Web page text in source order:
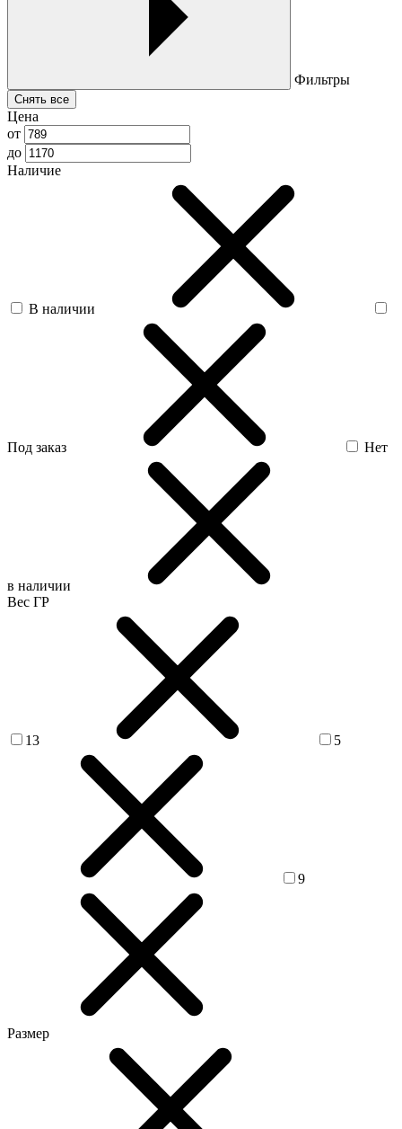
Фильтры
Снять все
Цена
от
до
Наличие
В наличии
Под заказ Нет
в наличии
Вес ГР
13 5
9
Размер